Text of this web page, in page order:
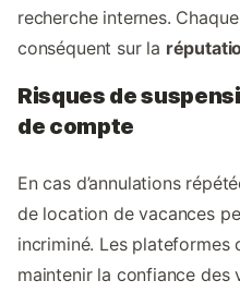
recherche internes.
conséquent sur la
Risques de
de compte
En cas d’annulations
de location de vacances
incriminé. Les plateformes
maintenir la confiance des